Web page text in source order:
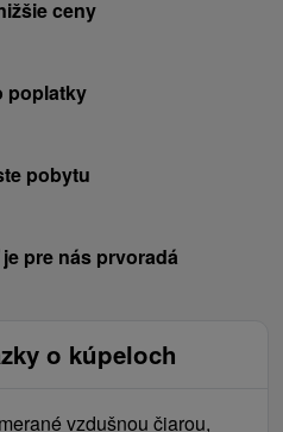
ceny
poplatky
pobytu
pre nás prvoradá
o kúpeloch
vzdušnou čiarou,